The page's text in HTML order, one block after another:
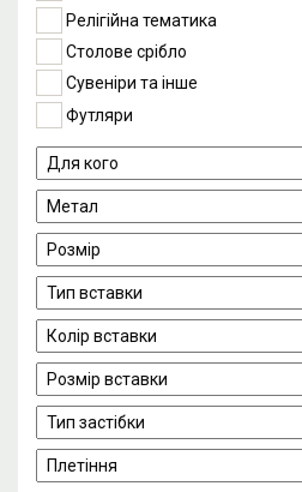
Релігійна тематика
Столове срібло
Сувеніри та інше
Футляри